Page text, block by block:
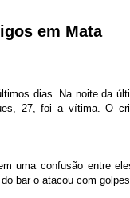
em Mata
dias. Na noite da
27, foi a vítima. O
uma confusão entre
bar o atacou com